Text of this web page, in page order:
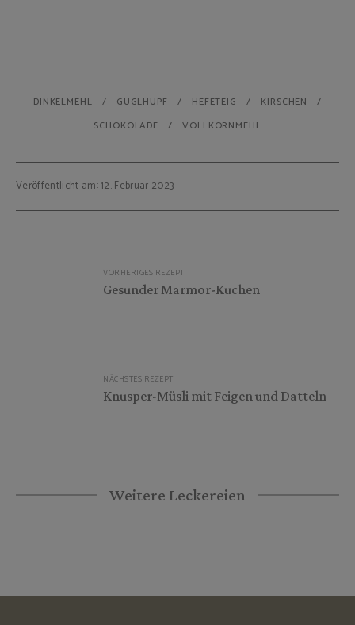
DINKELMEHL GUGLHUPF HEFETEIG
KIRSCHEN
SCHOKOLADE
VOLLKORNMEHL
Veröffentlicht am: 12. Februar 2023
VORHERIGES REZEPT
Gesunder Marmor-Kuchen
NÄCHSTES REZEPT
Knusper-Müsli mit Feigen und Datteln
Weitere Leckereien